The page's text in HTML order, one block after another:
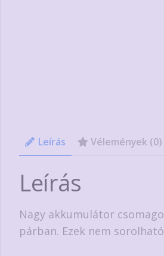
Leírás Vélemények (0)
Leírás
Nagy akkumulátor
párban. Ezek nem